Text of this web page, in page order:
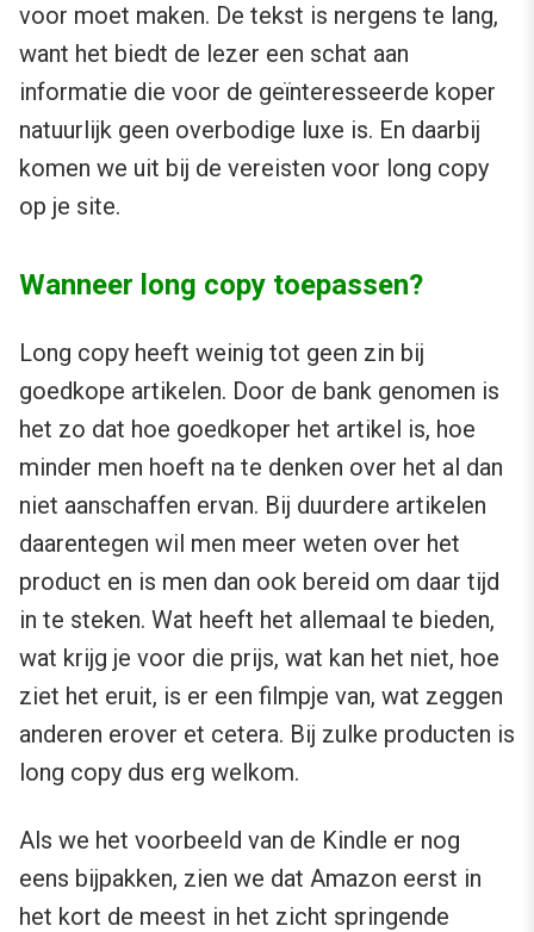
voor moet maken. De tekst is nergens te lang,
want het biedt de lezer een schat aan
informatie die voor de geïnteresseerde koper
natuurlijk geen overbodige luxe is. En daarbij
komen we uit bij de vereisten voor long copy
op je site.
Wanneer long copy toepassen?
Long copy heeft weinig tot geen zin bij
goedkope artikelen. Door de bank genomen is
het zo dat hoe goedkoper het artikel is, hoe
minder men hoeft na te denken over het al dan
niet aanschaffen ervan. Bij duurdere artikelen
daarentegen wil men meer weten over het
product en is men dan ook bereid om daar tijd
in te steken. Wat heeft het allemaal te bieden,
wat krijg je voor die prijs, wat kan het niet, hoe
ziet het eruit, is er een filmpje van, wat zeggen
anderen erover et cetera. Bij zulke producten is
long copy dus erg welkom.
Als we het voorbeeld van de Kindle er nog
eens bijpakken, zien we dat Amazon eerst in
het kort de meest in het zicht springende